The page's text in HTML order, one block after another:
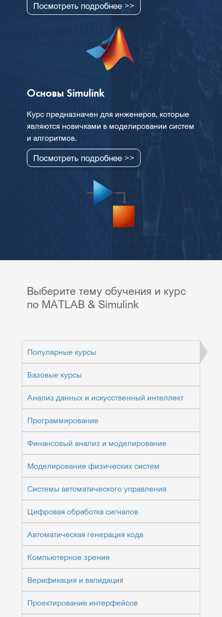
Посмотреть подробнее >>
Основы Simulink
Курс предназначен для инженеров, которые
являются новичками в моделировании систем
и алгоритмов.
Посмотреть подробнее >>
Выберите тему обучения и курс
по MATLAB & Simulink
Популярные курсы
Базовые курсы
Анализ данных и искусственный интеллект
Программирование
Финансовый анализ и моделирование
Моделирование физических систем
Системы автоматического управления
Цифровая обработка сигналов
Автоматическая генерация кода
Компьютерное зрение
Верификация и валидация
Проектирование интерфейсов